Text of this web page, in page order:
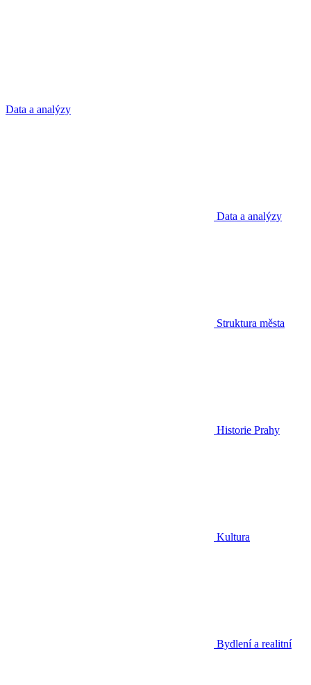
Data a analýzy
Data a analýzy
Struktura města
Historie Prahy
Kultura
Bydlení a realitní